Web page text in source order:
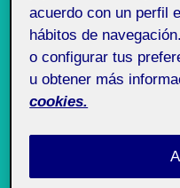
experimentado
Educativamente ha
progresivamente a
manejamos en cada
acuerdo con un perfil
hábitos de
o configurar tus
u obtener más
cookies.